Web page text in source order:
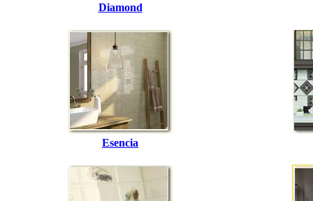
Diamond
Esencia